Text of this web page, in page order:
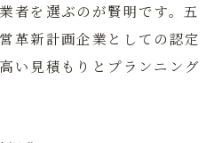
者を選ぶのが賢明です。五
革新計画企業としての認定
い見積もりとプランニング